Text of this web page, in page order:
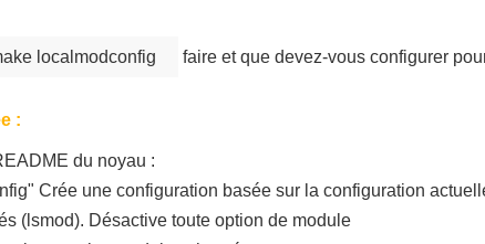
localmodconfig faire et que devez-vous configurer
:
du noyau :
Crée une configuration basée sur la configuration
(lsmod). Désactive toute option de module